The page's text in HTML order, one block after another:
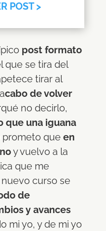
POST >
post formato
que se tira del
tirar al
cabo de volver
no decirlo,
que una iguana
prometo que en
y vuelvo a la
que me
curso se
de
y avances
mi yo, y de mi yo